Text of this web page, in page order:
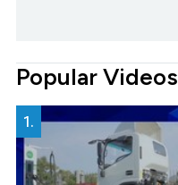
Popular Videos
1.